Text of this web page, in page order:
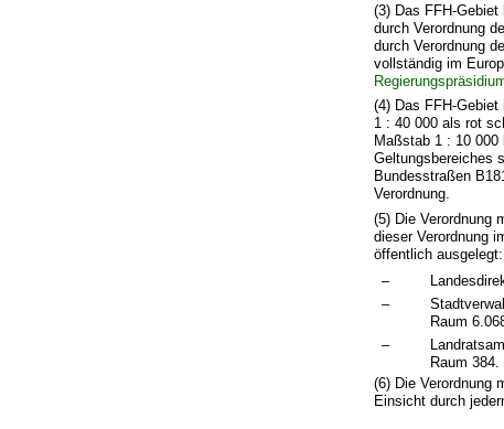
(3) Das FFH-
durch Verordnung
durch Verordnung
vollständig im
(4) Das FFH-
1 : 40 000 als rot
Maßstab 1 : 10
Geltungsbereiches
Bundesstraßen
Verordnung.
(5) Die Verordnung
dieser Verordnung
öffentlich ausgelegt:
–
–
Raum
–
Raum 384.
(6) Die Verordnung
Einsicht durch